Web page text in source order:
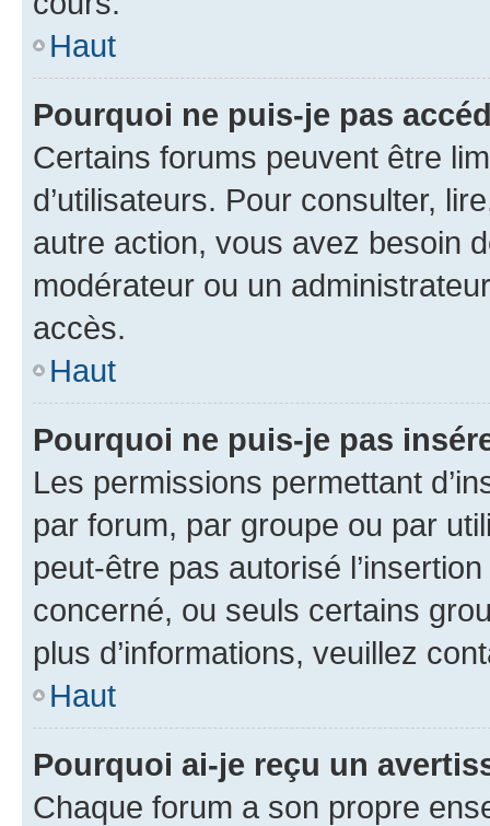
Haut
Pourquoi ne puis-je pas
Certains forums peuvent être
d’utilisateurs. Pour consulter,
autre action, vous avez besoin
modérateur ou un
accès.
Haut
Pourquoi ne puis-je pas
Les permissions permettant
par forum, par groupe ou par
peut-être pas autorisé
concerné, ou seuls certains
plus d’informations, veuillez
Haut
Pourquoi ai-je reçu un
Chaque forum a son propre